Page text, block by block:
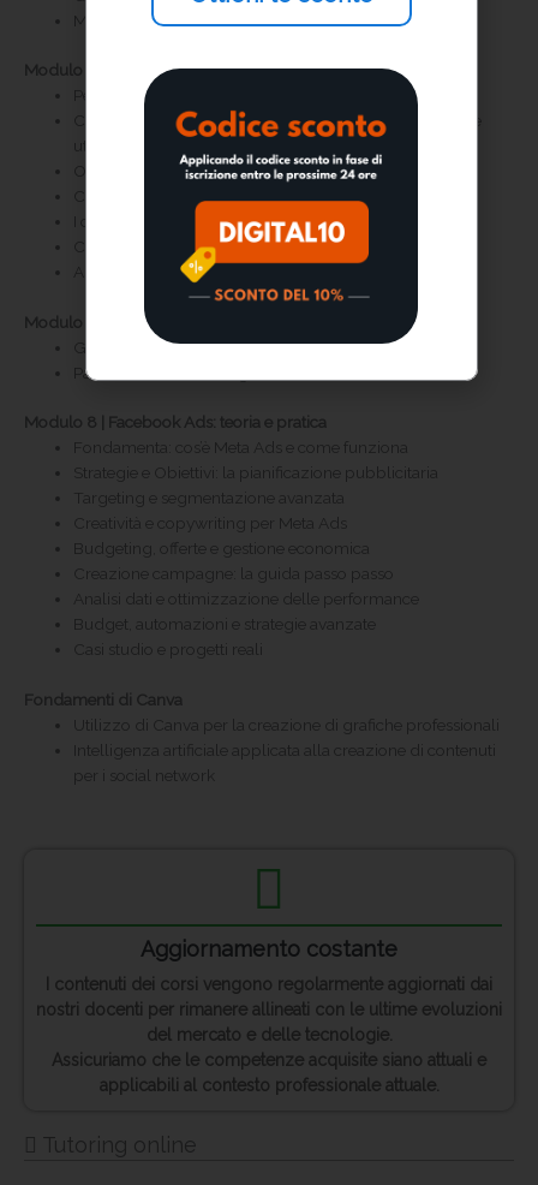
Meta Business Suite da Desktop
Modulo 6 | WhatsApp Business
Perché sfruttare WhatsApp Business
Come creare un account su WhatsApp Business e come
Ottimizzazione del profilo WhatsApp Business
Come sfruttare le liste broadcast
Come sfruttare gli aggiornamenti di stato
Modulo 7 | Messenger
Gestione dei commenti e dei messaggi
Panoramica di Messenger
Modulo 8 | Facebook Ads: teoria e pratica
Fondamenta: cos’è Meta Ads e come funziona
Strategie e Obiettivi: la pianificazione pubblicitaria
Targeting e segmentazione avanzata
Creatività e copywriting per Meta Ads
Budgeting, offerte e gestione economica
Creazione campagne: la guida passo passo
Analisi dati e ottimizzazione delle performance
Budget, automazioni e strategie avanzate
Casi studio e progetti reali
Fondamenti di Canva
Utilizzo di Canva per la creazione di grafiche professionali
Intelligenza artificiale applicata alla creazione di contenuti
per i social network
Aggiornamento costante
I contenuti dei corsi vengono regolarmente aggiornati dai
nostri docenti per rimanere allineati con le ultime evoluzioni
del mercato e delle tecnologie.
Assicuriamo che le competenze acquisite siano attuali e
applicabili al contesto professionale attuale.
Tutoring online